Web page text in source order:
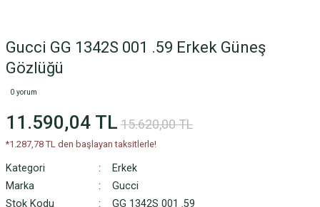
Gucci GG 1342S 001 .59 Erkek Güneş
Gözlüğü
0 yorum
11.590,04 TL 15.620,00 TL
*1.287,78 TL den başlayan taksitlerle!
Kategori
Erkek
Marka
Gucci
Stok Kodu
GG 1342S 001 .59